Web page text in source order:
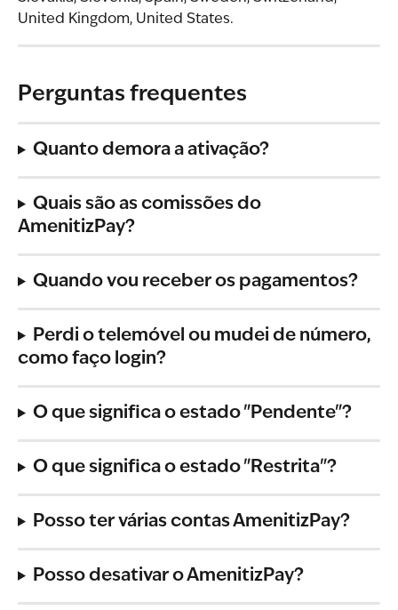
United Kingdom, United States.
Perguntas frequentes
Quanto demora a ativação?
Quais são as comissões do
AmenitizPay?
Quando vou receber os pagamentos?
Perdi o telemóvel ou mudei de número,
como faço login?
O que significa o estado "Pendente"?
O que significa o estado "Restrita"?
Posso ter várias contas AmenitizPay?
Posso desativar o AmenitizPay?